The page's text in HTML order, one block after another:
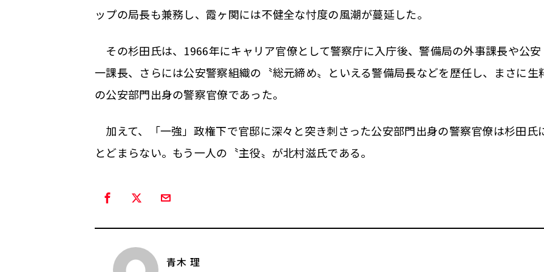
ップの局長も兼務し、霞ヶ関には不健全な忖度の風潮が蔓延した。
その杉田氏は、1966年にキャリア官僚として警察庁に入庁後、警備局の外事課長や公安
一課長、さらには公安警察組織の〝総元締め〟といえる警備局長などを歴任し、まさに生
の公安部門出身の警察官僚であった。
加えて、「一強」政権下で官邸に深々と突き刺さった公安部門出身の警察官僚は杉田氏
とどまらない。もう一人の〝主役〟が北村滋氏である。
青木 理